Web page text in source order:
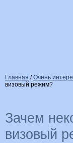
Главная /Очень
визовый режим?
Зачем
визовый